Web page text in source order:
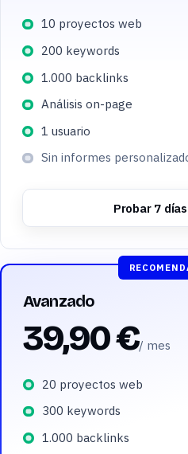
10 proyectos web
200 keywords
1.000 backlinks
Análisis on-page
1 usuario
Sin informes
Probar 7
Avanzado
39,90 €/ mes
20 proyectos web
300 keywords
1.000 backlinks